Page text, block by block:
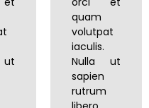
quam
volutpat
iaculis.
Nulla ut
sapien
rutrum